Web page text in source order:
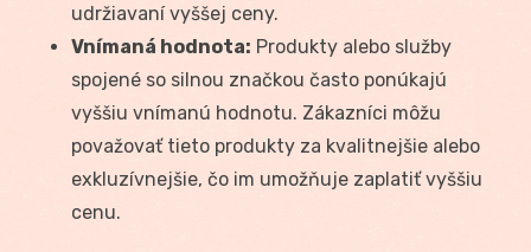
udržiavaní vyššej ceny.
Vnímaná hodnota: Produkty alebo služby
spojené so silnou značkou často ponúkajú
vyššiu vnímanú hodnotu. Zákazníci môžu
považovať tieto produkty za kvalitnejšie alebo
exkluzívnejšie, čo im umožňuje zaplatiť vyššiu
cenu.